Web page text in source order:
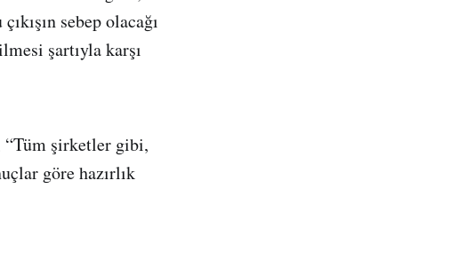
sebep olacağı
şartıyla karşı
“Tüm şirketler gibi,
göre hazırlık